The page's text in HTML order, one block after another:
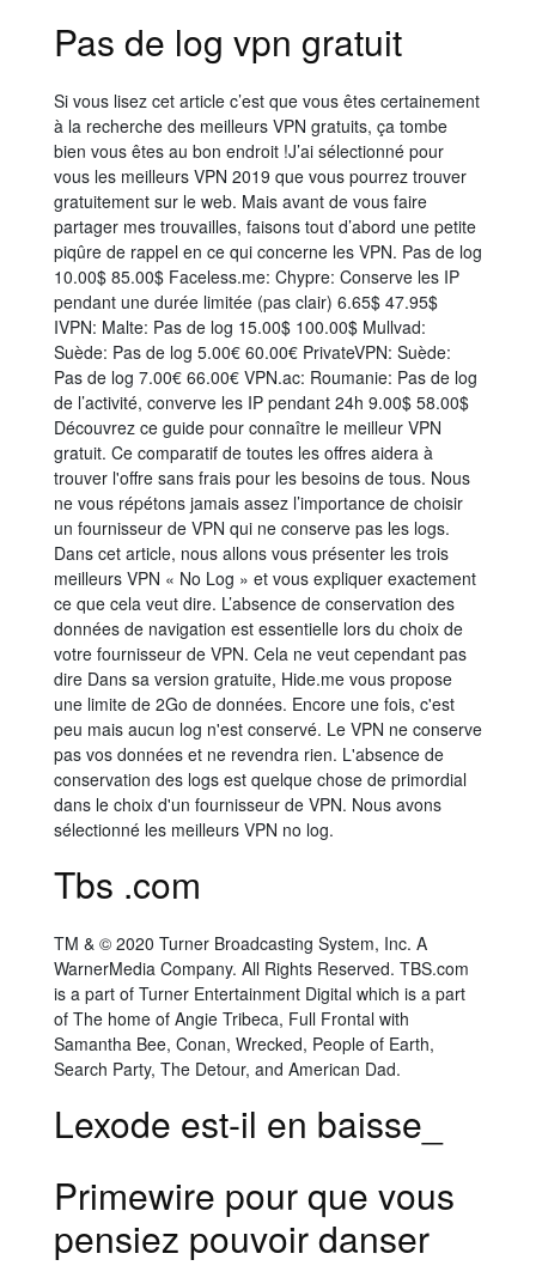
Pas de log vpn gratuit
Si vous lisez cet article c’est que vous êtes certainement
à la recherche des meilleurs VPN gratuits, ça tombe
bien vous êtes au bon endroit !J’ai sélectionné pour
vous les meilleurs VPN 2019 que vous pourrez trouver
gratuitement sur le web. Mais avant de vous faire
partager mes trouvailles, faisons tout d’abord une petite
piqûre de rappel en ce qui concerne les VPN. Pas de log
10.00$ 85.00$ Faceless.me: Chypre: Conserve les IP
pendant une durée limitée (pas clair) 6.65$ 47.95$
IVPN: Malte: Pas de log 15.00$ 100.00$ Mullvad:
Suède: Pas de log 5.00€ 60.00€ PrivateVPN: Suède:
Pas de log 7.00€ 66.00€ VPN.ac: Roumanie: Pas de log
de l’activité, converve les IP pendant 24h 9.00$ 58.00$
Découvrez ce guide pour connaître le meilleur VPN
gratuit. Ce comparatif de toutes les offres aidera à
trouver l'offre sans frais pour les besoins de tous. Nous
ne vous répétons jamais assez l’importance de choisir
un fournisseur de VPN qui ne conserve pas les logs.
Dans cet article, nous allons vous présenter les trois
meilleurs VPN « No Log » et vous expliquer exactement
ce que cela veut dire. L’absence de conservation des
données de navigation est essentielle lors du choix de
votre fournisseur de VPN. Cela ne veut cependant pas
dire Dans sa version gratuite, Hide.me vous propose
une limite de 2Go de données. Encore une fois, c'est
peu mais aucun log n'est conservé. Le VPN ne conserve
pas vos données et ne revendra rien. L'absence de
conservation des logs est quelque chose de primordial
dans le choix d'un fournisseur de VPN. Nous avons
sélectionné les meilleurs VPN no log.
Tbs .com
TM & © 2020 Turner Broadcasting System, Inc. A
WarnerMedia Company. All Rights Reserved. TBS.com
is a part of Turner Entertainment Digital which is a part
of The home of Angie Tribeca, Full Frontal with
Samantha Bee, Conan, Wrecked, People of Earth,
Search Party, The Detour, and American Dad.
Lexode est-il en baisse_
Primewire pour que vous
pensiez pouvoir danser